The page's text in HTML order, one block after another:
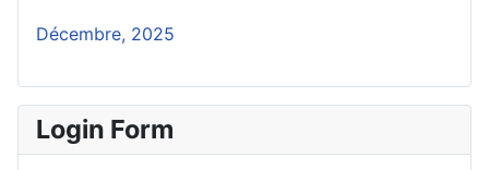
Décembre, 2025
Login Form